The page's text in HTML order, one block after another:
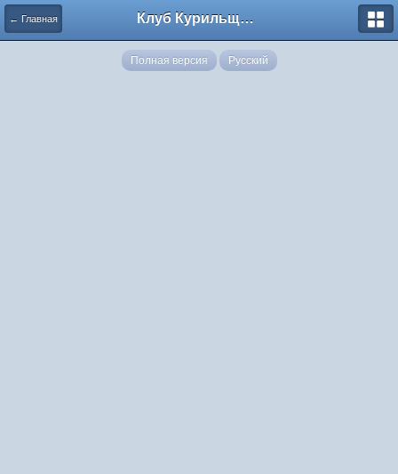
← Главная Клуб Курильщиков Трубки
Полная версия Русский